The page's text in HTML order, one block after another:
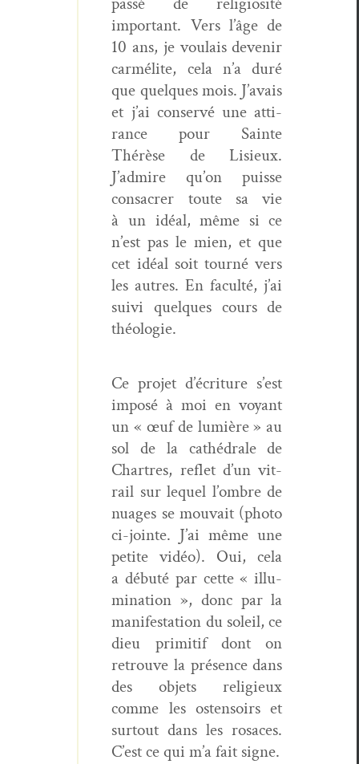
impor­tant. Vers l’âge de
10 ans, je voulais devenir
car­mélite, cela n’a duré
que quelques mois. J’avais
et j’ai con­servé une atti­
rance pour Sainte
Thérèse de Lisieux.
J’admire qu’on puisse
con­sacr­er toute sa vie
à un idéal, même si ce
n’est pas le mien, et que
cet idéal soit tourné vers
les autres. En fac­ulté, j’ai
suivi quelques cours de
théologie.
Ce pro­jet d’écriture s’est
imposé à moi en voy­ant
un « œuf de lumière » au
sol de la cathé­drale de
Chartres, reflet d’un vit­
rail sur lequel l’ombre de
nuages se mou­vait (pho­to
ci-jointe. J’ai même une
petite vidéo). Oui, cela
a débuté par cette « illu­
mi­na­tion », donc par la
man­i­fes­ta­tion du soleil, ce
dieu prim­i­tif dont on
retrou­ve la présence dans
des objets religieux
comme les osten­soirs et
surtout dans les rosaces.
C’est ce qui m’a fait signe.